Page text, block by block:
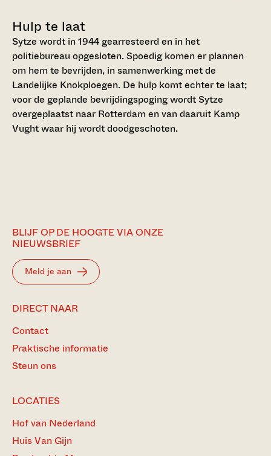
Hulp te laat
Sytze wordt in 1944 gearresteerd en in het
politiebureau opgesloten. Spoedig komen er plannen
om hem te bevrijden, in samenwerking met de
Landelijke Knokploegen. De hulp komt echter te laat;
voor de geplande bevrijdingspoging wordt Sytze
overgeplaatst naar Rotterdam en van daaruit Kamp
Vught waar hij wordt doodgeschoten.
BLIJF OP DE HOOGTE VIA ONZE
NIEUWSBRIEF
Meld je aan
DIRECT NAAR
Contact
Praktische informatie
Steun ons
LOCATIES
Hof van Nederland
Huis Van Gijn